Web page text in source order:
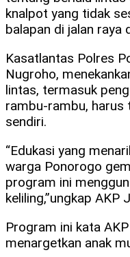
knalpot yang tidak
balapan di jalan raya
Kasatlantas Polres
Nugroho,
lintas, termasuk
rambu-rambu, harus
sendiri.
“Edukasi yang
warga Ponorogo
program ini
keliling,”ungkap
Program ini kata
menargetkan anak